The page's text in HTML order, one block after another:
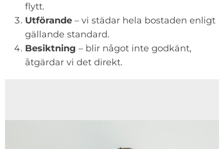
flytt.
Utförande – vi städar hela bostaden enligt
gällande standard.
Besiktning – blir något inte godkänt,
åtgärdar vi det direkt.